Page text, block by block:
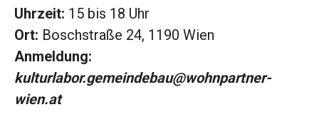
Uhrzeit: 15 bis 18 Uhr
Ort: Boschstraße 24, 1190 Wien
Anmeldung:
kulturlabor.gemeindebau@wohnpartner-
wien.at